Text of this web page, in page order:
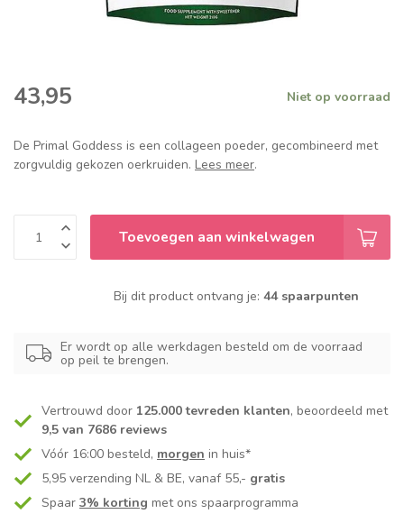
43,95 Niet op voorraad
De Primal Goddess is een collageen poeder, gecombineerd met
zorgvuldig gekozen oerkruiden. Lees meer.
Toevoegen aan winkelwagen
Bij dit product ontvang je: 44 spaarpunten
Er wordt op alle werkdagen besteld om de voorraad
op peil te brengen.
Vertrouwd door 125.000 tevreden klanten, beoordeeld met
9,5 van 7686 reviews
Vóór 16:00 besteld, morgen in huis*
5,95 verzending NL & BE, vanaf 55,- gratis
Spaar 3% korting met ons spaarprogramma